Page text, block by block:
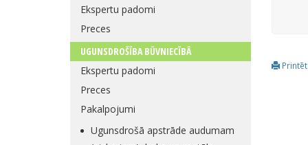
Ekspertu padomi
Preces
UGUNSDROŠĪBA BŪVNIECĪBĀ
Ekspertu padomi
Preces
Pakalpojumi
Ugunsdrošā apstrāde audumam